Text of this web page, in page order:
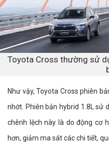
Toyota Cross thường sử
Như vậy, Toyota Cross phiên
nhớt. Phiên bản hybrid 1.8L sử
chênh lệch này là do động cơ
hơn, giảm ma sát các chi tiết,